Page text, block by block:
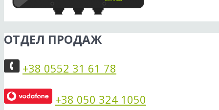
ОТДЕЛ ПРОДАЖ
+38 0552 31 61 78
+38 050 324 1050